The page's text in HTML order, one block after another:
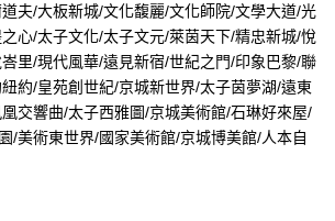
夫/大板新城/文化馥麗/文化師院/文學大道/光
心/太子文化/太子文元/萊茵天下/精忠新城/悅
里/現代風華/遠見新宿/世紀之門/印象巴黎/聯
紐約/皇苑創世紀/京城新世界/太子茵夢湖/遠東
交響曲/太子西雅圖/京城美術館/石琳好來屋/
/美術東世界/國家美術館/京城博美館/人本自